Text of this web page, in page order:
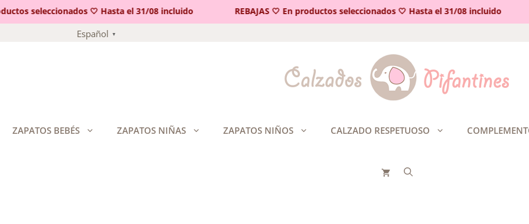
seleccionados 🤍 Hasta el 31/08 incluido REBAJAS 🤍 En productos seleccionados 🤍 Hasta el 31/08 incluido
Español ▼
ZAPATOS BEBÉS ZAPATOS NIÑAS ZAPATOS NIÑOS CALZADO RESPETUOSO